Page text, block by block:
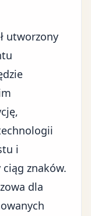
utworzony
i
znaków.
dla